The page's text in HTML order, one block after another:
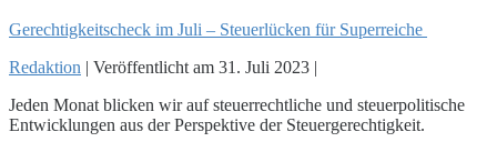
Gerechtigkeitscheck im Juli – Steuerlücken für Superreiche
Redaktion
Veröffentlicht am 31. Juli 2023
Jeden Monat blicken wir auf steuerrechtliche und steuerpolitische
Entwicklungen aus der Perspektive der Steuergerechtigkeit.